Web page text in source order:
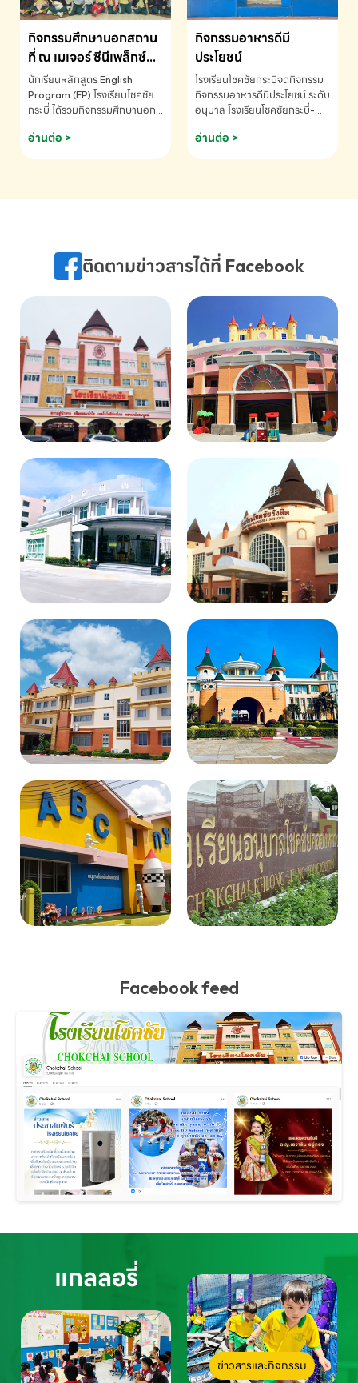
รางวัลรองชนะเลิศอันดับที่ 2
Mental Arithmetic
Competition K2 - ถ้วยรางวัล
รองชนะเลิศอันดับที่ 2 Mental
K2(Grop) โรงเรียนโชคชัยกระบี่-
สอบถามข้อมูลเพิ่มเติม โทร.
075-691910
กิจกรรมศึกษานอกสถาน
ที่ ณ เมเจอร์ ซีนีเพล็กซ์
ระดับประถมศึกษา (EP.1-
6)
นักเรียนหลักสูตร English
Program (EP) โรงเรียนโชคชัย
กระบี่ ได้ร่วมกิจกรรมศึกษานอก
ชมภาพยนตร์ Toy Story 5
(Soundtrack)เพื่อเสริมทักษะ
ภาษา ผ่านประสบการณ์การเรียนรู้
075-691910
อ่านต่อ >
กิจกรรมอาหารดีมี
ประโยชน์
โรงเรียนโชคชัยกระบี่จดกิจกรรม
กิจกรรมอาหารดีมีประโยชน์ ระดับ
อนุบาล โรงเรียนโชคชัยกระบี่-
075-691910
อ่านต่อ >
ติดตามข่าวสารได้ที่ Facebook
Facebook feed
แกลลอรี่
ข่าวสารและกิจกรรม